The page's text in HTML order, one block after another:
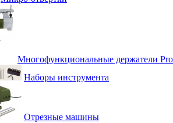
Многофункциональные держатели
Наборы инструмента
Отрезные машины